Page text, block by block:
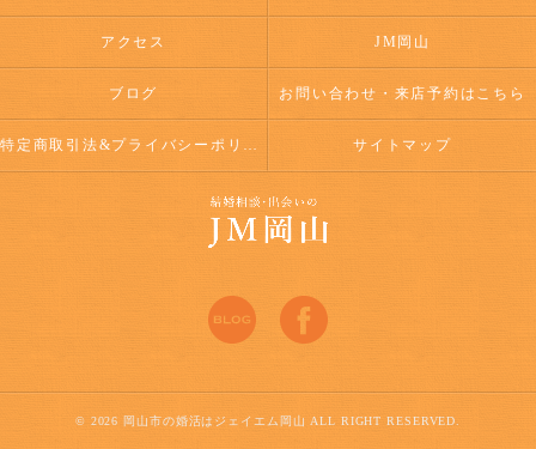
アクセス JM岡山
ブログ お問い合わせ・来店予約はこちら
特定商取引法&プライバシーポリシー サイトマップ
© 2026 岡山市の婚活はジェイエム岡山 ALL RIGHT RESERVED.